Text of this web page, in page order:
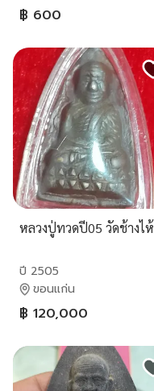
฿ 600
หลวงปู่ทวดปี05 วัดช้างไห้
ปี 2505
ขอนแก่น
฿ 120,000